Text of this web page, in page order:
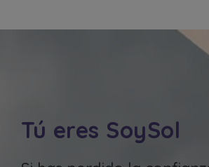
Tú eres SoySol